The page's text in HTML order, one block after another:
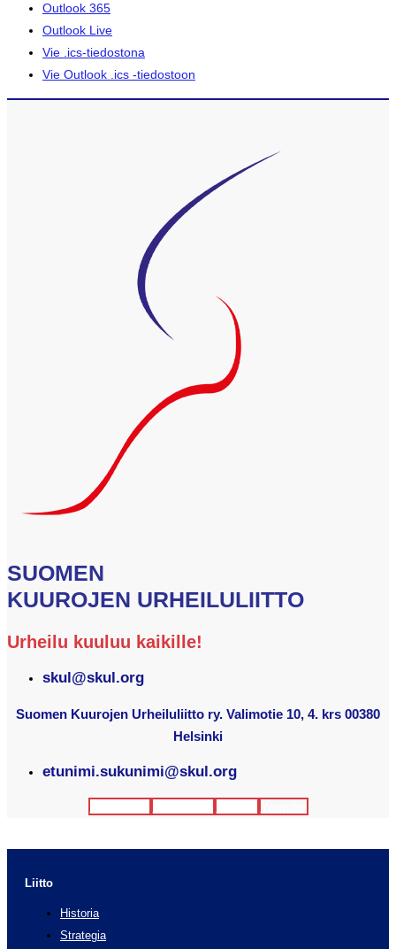
Outlook 365
Outlook Live
Vie .ics-tiedostona
Vie Outlook .ics -tiedostoon
SUOMEN
KUUROJEN URHEILULIITTO
Urheilu kuuluu kaikille!
skul@skul.org
Suomen Kuurojen Urheiluliitto ry. Valimotie 10, 4. krs 00380
Helsinki
etunimi.sukunimi@skul.org
Liitto
Historia
Strategia